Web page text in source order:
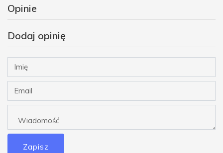
Opinie
Dodaj opinię
Zapisz